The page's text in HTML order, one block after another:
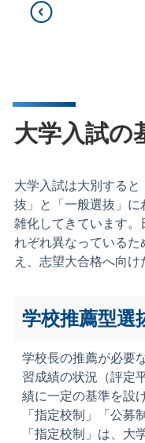
大学入試の
大学入試は大別する
抜」と「一般選抜」に
雑化してきています。
れぞれ異なっているた
え、志望大合格へ向け
学校推薦型選
学校長の推薦が必要
習成績の状況（評定
績に一定の基準を設
「指定校制」「公募
「指定校制」は、大